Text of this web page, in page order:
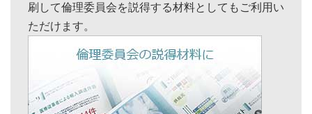
刷して倫理委員会を説得する材料としてもご利用い
ただけます。